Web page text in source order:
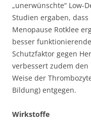
„unerwünschte“ Low-
Studien ergaben,
Menopause Rotklee
besser
Schutzfaktor gegen
verbessert zudem
Weise der
Bildung) entgegen.
Wirkstoffe